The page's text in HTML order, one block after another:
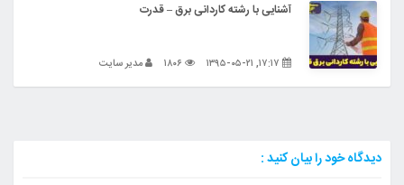
آشنایی با رشته کاردانی برق – قدرت
۱۷:۱۷, ۱۳۹۵-۰۵-۲۱ ۱۸۰۶ مدیر سایت
دیدگاه خود را بیان کنید :